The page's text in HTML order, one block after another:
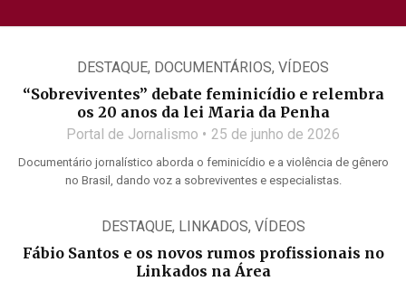
DESTAQUE, DOCUMENTÁRIOS, VÍDEOS
“Sobreviventes” debate feminicídio e relembra
os 20 anos da lei Maria da Penha
Portal de Jornalismo 25 de junho de 2026
Documentário jornalístico aborda o feminicídio e a violência de gênero
no Brasil, dando voz a sobreviventes e especialistas.
DESTAQUE, LINKADOS, VÍDEOS
Fábio Santos e os novos rumos profissionais no
Linkados na Área